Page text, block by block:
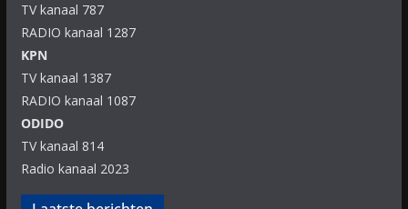
TV kanaal 787
RADIO kanaal 1287
KPN
TV kanaal 1387
RADIO kanaal 1087
ODIDO
TV kanaal 814
Radio kanaal 2023